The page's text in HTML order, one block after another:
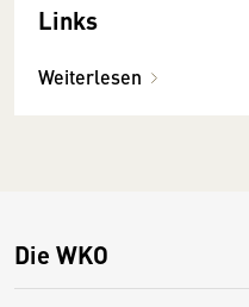
Links
Weiterlesen
Die WKO